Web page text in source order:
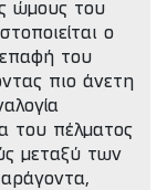
ώμους του
ο
του
πιο άνετη
του πέλματος
μεταξύ των